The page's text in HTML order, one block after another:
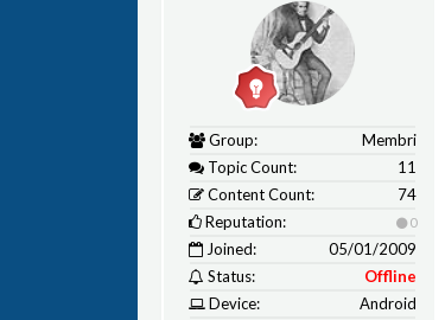
Group:
Membri
Topic Count:
11
Content Count:
74
Reputation:
0
Joined:
05/01/2009
Status:
Offline
Device:
Android